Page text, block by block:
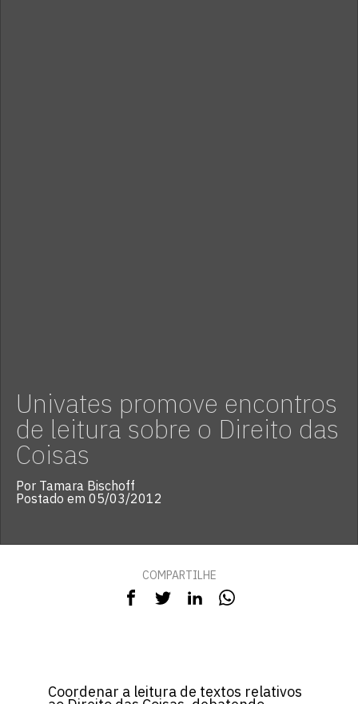
Univates promove encontros
de leitura sobre o Direito das
Coisas
Por Tamara Bischoff
Postado em 05/03/2012
COMPARTILHE
Coordenar a leitura de textos relativos